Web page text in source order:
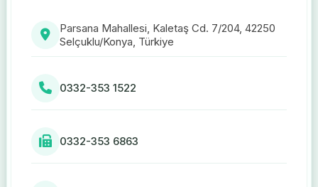
Parsana Mahallesi, Kaletaş Cd. 7/204, 42250
Selçuklu/Konya, Türkiye
0332-353 1522
0332-353 6863